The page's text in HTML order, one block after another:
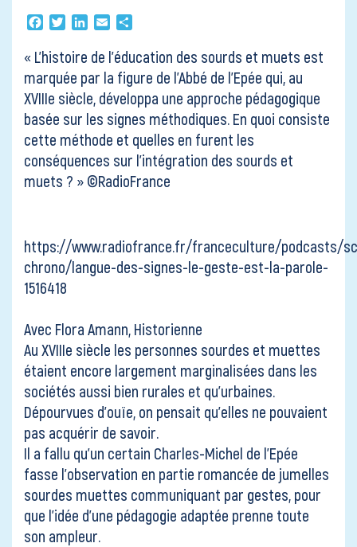
Contact
FacebookTwitterLinkedIn
Email
« L’histoire de l’éducation des sourds et muets est
marquée par la figure de l’Abbé de l’Epée qui, au
XVIIIe siècle, développa une approche pédagogique
basée sur les signes méthodiques. En quoi consiste
cette méthode et quelles en furent les
conséquences sur l’intégration des sourds et
muets ? » ©RadioFrance
https://www.radiofrance.fr/franceculture/podcasts/
chrono/langue-des-signes-le-geste-est-la-parole-
1516418
Avec Flora Amann, Historienne
Au XVIIIe siècle les personnes sourdes et muettes
étaient encore largement marginalisées dans les
sociétés aussi bien rurales et qu’urbaines.
Dépourvues d’ouïe, on pensait qu’elles ne pouvaient
pas acquérir de savoir.
Il a fallu qu’un certain Charles-Michel de l’Epée
fasse l’observation en partie romancée de jumelles
sourdes muettes communiquant par gestes, pour
que l’idée d’une pédagogie adaptée prenne toute
son ampleur.